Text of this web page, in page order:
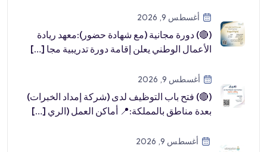
أغسطس 9, 2026
(🔴) دورة مجانية (مع شهادة حضور):معهد ريادة
الأعمال الوطني يعلن إقامة دورة تدريبية مجا […]
أغسطس 9, 2026
(🔴) فتح باب التوظيف لدى (شركة إمداد الخبرات)
بعدة مناطق بالمملكة:📍 أماكن العمل (الري […]
أغسطس 9, 2026